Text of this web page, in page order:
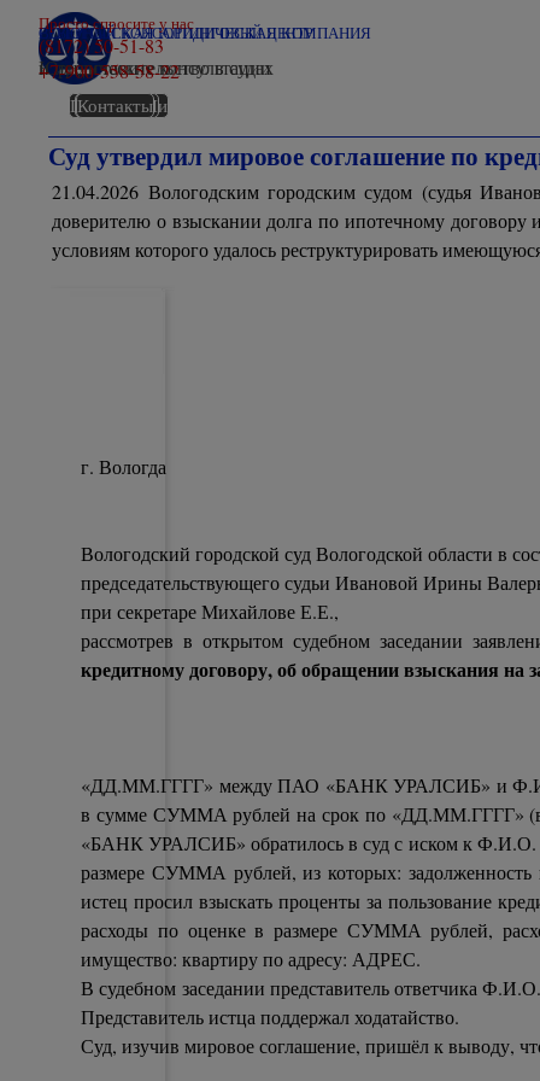
Перейти к контенту
ВОЛОГОДСКАЯ ЮРИДИЧЕСКАЯ КОМПАНИЯ
СЕВЕРНЫЙ КОНСАЛТИНГОВЫЙ ЦЕНТР
Юридические консультации
и представительство в судах
Просто спросите у нас
(8172) 50-51-83
+7-900-558-58-22
Главная
О компании
Мы в СМИ
Победы
Все суды
Контакты
Суд утвердил мировое соглашение по
21.04.2026 Вологодским городским судом (судья
доверителю о взыскании долга по ипотечному
условиям которого удалось реструктурировать
г. Вологда
Вологодский городской суд Вологодской области в
председательствующего судьи Ивановой Ирины
при секретаре Михайлове Е.Е.,
рассмотрев в открытом судебном заседании
кредитному договору, об обращении взыскания на
«ДД.ММ.ГГГГ» между ПАО «БАНК УРАЛСИБ» и Ф.И.О.
в сумме СУММА рублей на срок по «ДД.ММ.ГГГГ»
«БАНК УРАЛСИБ» обратилось в суд с иском к
размере СУММА рублей, из которых:
истец просил взыскать проценты за пользование
расходы по оценке в размере СУММА рублей,
имущество: квартиру по адресу: АДРЕС.
В судебном заседании представитель ответчика
Представитель истца поддержал ходатайство.
Суд, изучив мировое соглашение, пришёл к выводу,